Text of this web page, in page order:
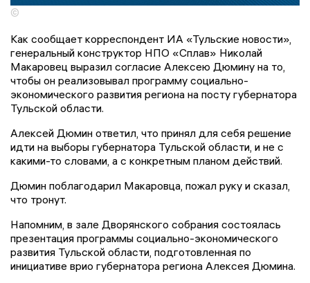
©
Как сообщает корреспондент ИА «Тульские новости»,
генеральный конструктор НПО «Сплав» Николай
Макаровец выразил согласие Алексею Дюмину на то,
чтобы он реализовывал программу социально-
экономического развития региона на посту губернатора
Тульской области.
Алексей Дюмин ответил, что принял для себя решение
идти на выборы губернатора Тульской области, и не с
какими-то словами, а с конкретным планом действий.
Дюмин поблагодарил Макаровца, пожал руку и сказал,
что тронут.
Напомним, в зале Дворянского собрания состоялась
презентация программы социально-экономического
развития Тульской области, подготовленная по
инициативе врио губернатора региона Алексея Дюмина.